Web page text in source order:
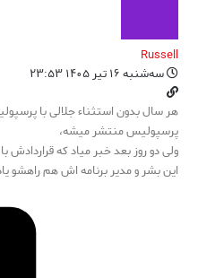
Russell
سه‌شنبه ۱۶ تیر ۱۴۰۵ ۲۳:۵۳
هر سال بدون استثناء جلالی با
پرسپولیس منتشر میشه،
ولی دو روز بعد خبر میاد که قراردادش
این بشر و مدیر برنامه اش هم راهشو